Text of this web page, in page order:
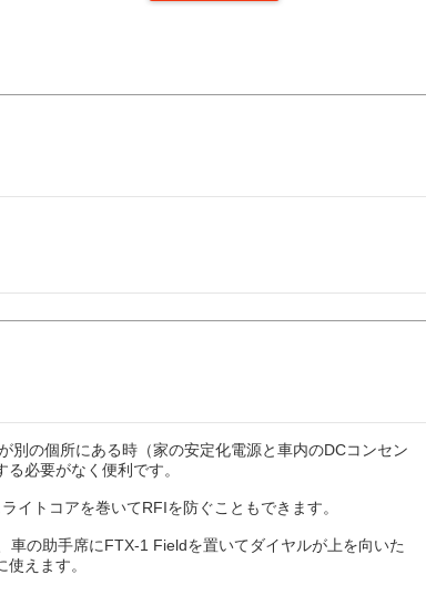
別の個所にある時（家の安定化電源と車内のDCコンセン
必要がなく便利です。
イトコアを巻いてRFIを防ぐこともできます。
の助手席にFTX-1 Fieldを置いてダイヤルが上を向いた
えます。